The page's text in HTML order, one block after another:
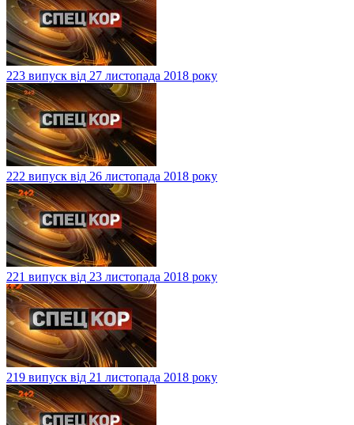
223 випуск від 27 листопада 2018 року
222 випуск від 26 листопада 2018 року
221 випуск від 23 листопада 2018 року
219 випуск від 21 листопада 2018 року